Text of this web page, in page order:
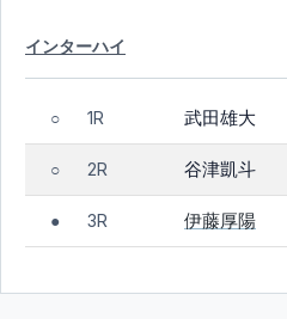
インターハイ
○ 1R 武田雄大
○ 2R 谷津凱斗
● 3R 伊藤厚陽